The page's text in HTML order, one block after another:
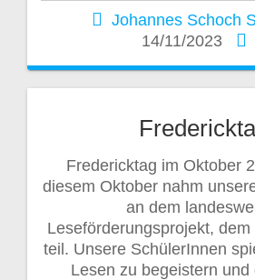
Johannes Schoch
14/11/2023
Fredericktag im Oktober
diesem Oktober nahm
an dem
Leseförderungsprojekt, dem
teil. Unsere SchülerInnen
Lesen zu begeistern